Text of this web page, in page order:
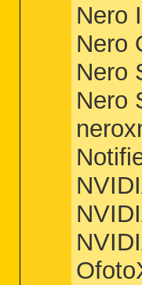
Nero
Nero
Nero
Nero